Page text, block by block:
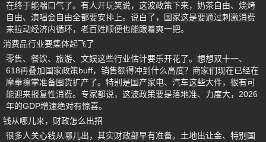
在终于能喘口气了。有人开玩笑说，这波政策下来，奶茶自由、烧烤
自由、演唱会自由全都要安排上。说白了，国家这是要通过刺激消费
来拉动经济内循环，老百姓顺便也能跟着爽一把。
消费品行业要集体起飞了
零售、餐饮、旅游、文娱这些行业估计要乐开花了。想想双十一、
618再叠加国家政策buff，销售额得冲到什么高度？商家们现在已经在
摩拳擦掌准备囤货扩产了。特别是国产家电、汽车这些大件，很有可
能迎来报复性消费。专家都说，这波政策要是落地准、力度大，2026
年的GDP增速绝对有惊喜。
钱从哪儿来，财政怎么出招
很多人关心钱从哪儿出，其实财政部早有准备。土地出让金、特别国